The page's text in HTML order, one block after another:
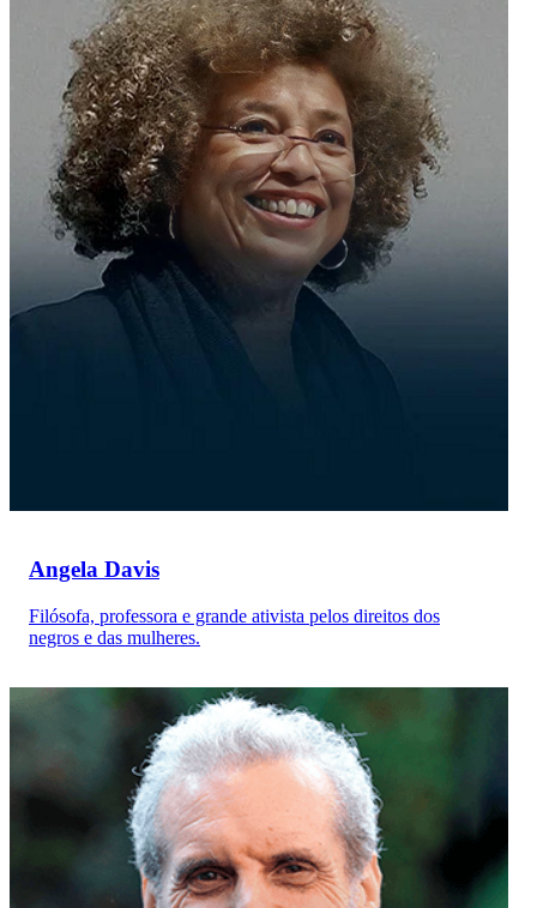
Angela Davis
Filósofa, professora e grande ativista pelos direitos dos
negros e das mulheres.